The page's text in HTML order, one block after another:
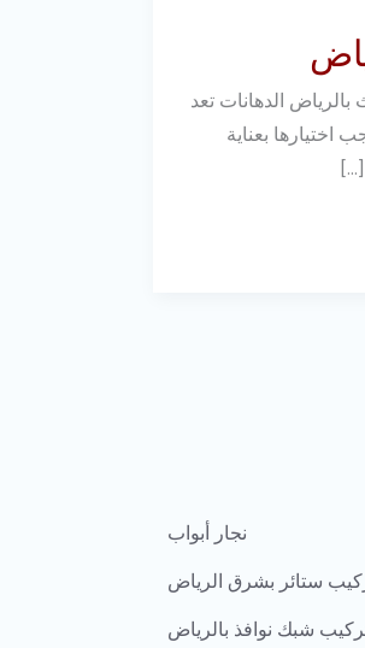
الدهانات تعد
اختيارها بعناية
[…]
نجار أبواب
ستائر بشرق الرياض
شبك نوافذ بالرياض